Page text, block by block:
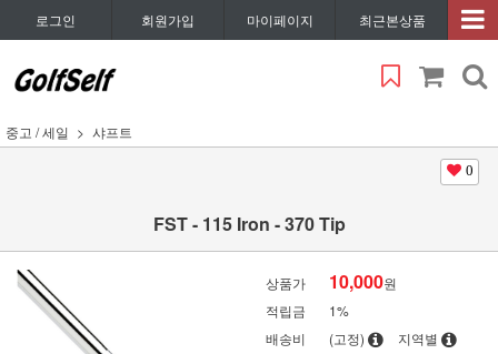
로그인 회원가입 마이페이지 최근본상품
중고 / 세일 샤프트
0
FST - 115 Iron - 370 Tip
상품가 10,000원
적립금
1%
배송비
(고정) 지역별